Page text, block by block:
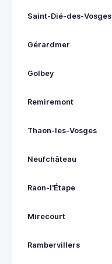
Saint-Dié-des-Vosges
Gérardmer
Golbey
Remiremont
Thaon-les-Vosges
Neufchâteau
Raon-l'Étape
Mirecourt
Rambervillers